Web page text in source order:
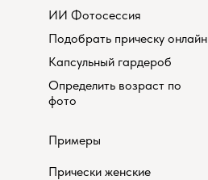
ИИ Фотосессия
Подобрать прическу онлайн
Капсульный гардероб
Определить возраст по
фото
Примеры
Прически женские